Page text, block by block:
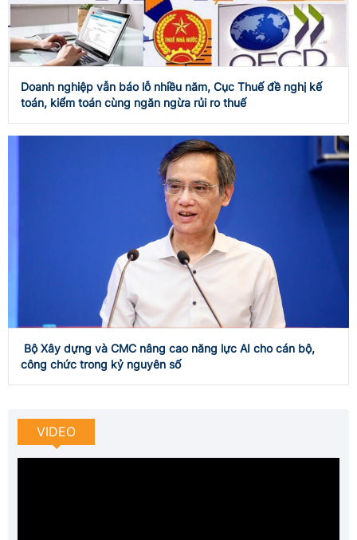
Doanh nghiệp vẫn báo lỗ nhiều năm, Cục Thuế đề nghị kế
toán, kiểm toán cùng ngăn ngừa rủi ro thuế
VIDEO